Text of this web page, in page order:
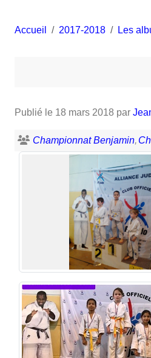
Accueil 2017-2018 Les
Publié le 18 mars 2018 par
Championnat Benjamin